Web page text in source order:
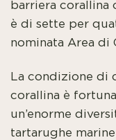
barriera corallina
è di sette per
nominata Area di
La condizione di
corallina è
un’enorme
tartarughe